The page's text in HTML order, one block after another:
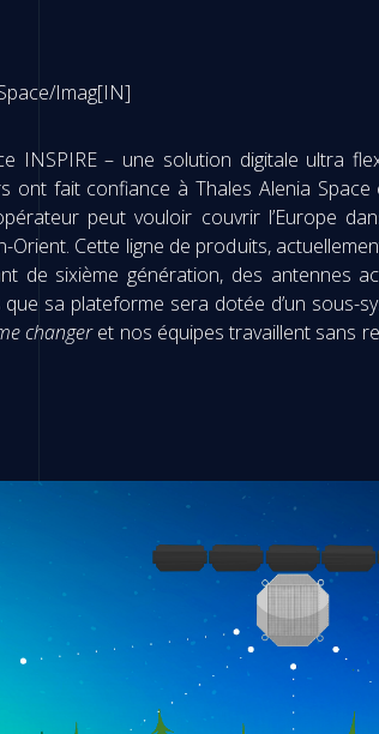
Imag[IN]
INSPIRE – une solution digitale ultra
ont fait confiance à Thales Alenia
peut vouloir couvrir l’Europe
Orient. Cette ligne de produits,
de sixième génération, des antennes
sa plateforme sera dotée d’un
changeret nos équipes travaillent sans